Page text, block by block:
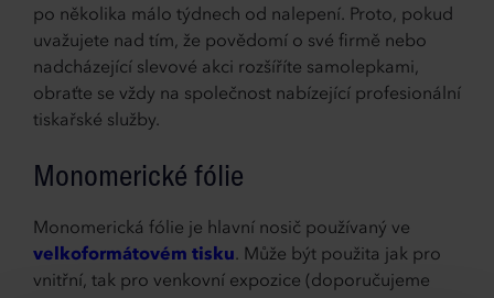
po několika málo týdnech od nalepení. Proto, pokud
uvažujete nad tím, že povědomí o své firmě nebo
nadcházející slevové akci rozšíříte samolepkami,
obraťte se vždy na společnost nabízející profesionální
tiskařské služby.
Monomerické fólie
Monomerická fólie je hlavní nosič používaný ve
velkoformátovém tisku. Může být použita jak pro
vnitřní, tak pro venkovní expozice (doporučujeme